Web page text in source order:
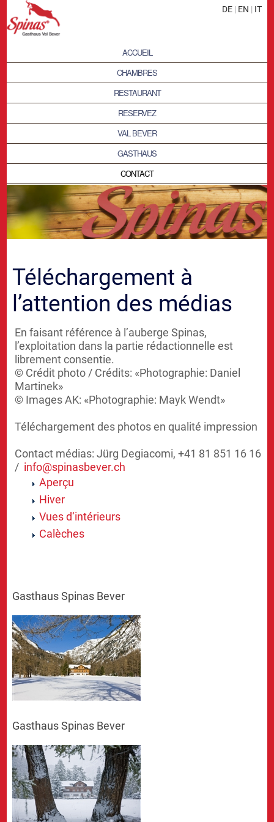
DE | EN | IT
ACCUEIL
CHAMBRES
RESTAURANT
RESERVEZ
VAL BEVER
GASTHAUS
CONTACT
Téléchargement à
l’attention des médias
En faisant référence à l’auberge Spinas,
l’exploitation dans la partie rédactionnelle est
librement consentie.
© Crédit photo / Crédits: «Photographie: Daniel
Martinek»
© Images AK: «Photographie: Mayk Wendt»
Téléchargement des photos en qualité impression
Contact médias: Jürg Degiacomi, +41 81 851 16 16
/ info@spinasbever.ch
Aperçu
Hiver
Vues d‘intérieurs
Calèches
Gasthaus Spinas Bever
Gasthaus Spinas Bever